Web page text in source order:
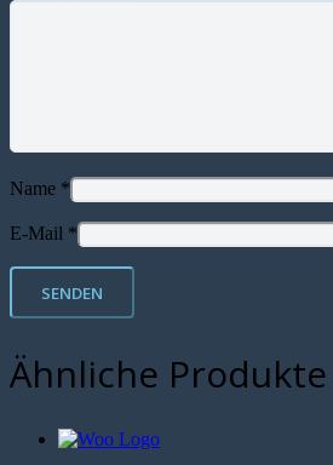
Name *
E-Mail *
Ähnliche Produkte